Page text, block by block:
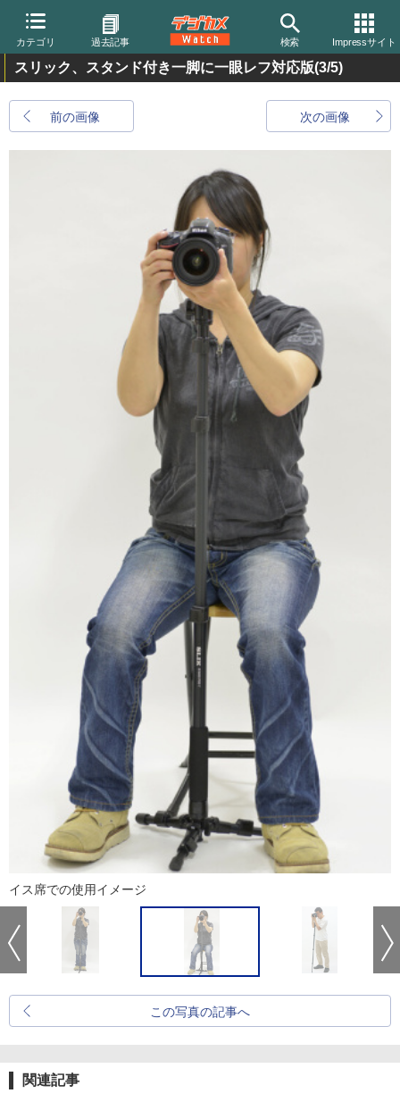
カテゴリ 過去記事 検索 Impressサイト
スリック、スタンド付き一脚に一眼レフ対応版(3/5)
前の画像 次の画像
イス席での使用イメージ
この写真の記事へ
関連記事